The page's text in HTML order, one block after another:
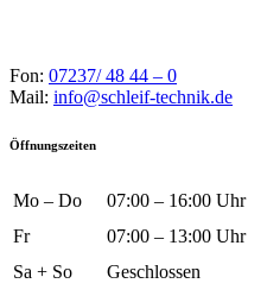
Fon: 07237/ 48 44 – 0
Mail: info@schleif-technik.de
Öffnungszeiten
Mo – Do
07:00 – 16:00 Uhr
Fr
07:00 – 13:00 Uhr
Sa + So
Geschlossen